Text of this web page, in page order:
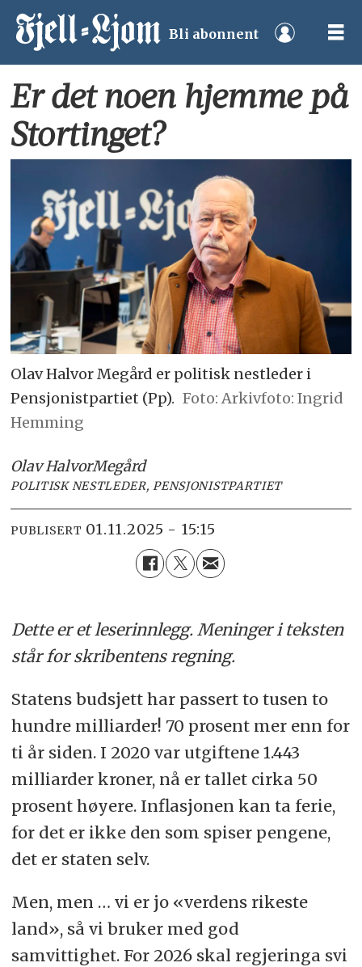
Bli abonnent
Er det noen hjemme på
Stortinget?
Olav Halvor Megård er politisk nestleder i
Pensjonistpartiet (Pp).
Arkivfoto: Ingrid
Hemming
Olav HalvorMegård
POLITISK NESTLEDER, PENSJONISTPARTIET
PUBLISERT 01.11.2025 - 15:15
Dette er et leserinnlegg. Meninger i teksten
står for skribentens regning.
Statens budsjett har passert to tusen to
hundre milliarder! 70 prosent mer enn for
ti år siden. I 2020 var utgiftene 1.443
milliarder kroner, nå er tallet cirka 50
prosent høyere. Inflasjonen kan ta ferie,
for det er ikke den som spiser pengene,
det er staten selv.
Men, men … vi er jo «verdens rikeste
land», så vi bruker med god
samvittighet. For 2026 skal regjeringa svi